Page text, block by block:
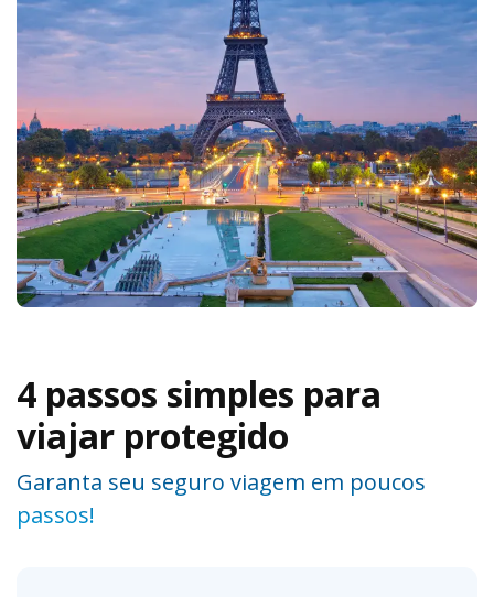
4 passos simples para
viajar protegido
Garanta seu seguro viagem em poucos
passos!